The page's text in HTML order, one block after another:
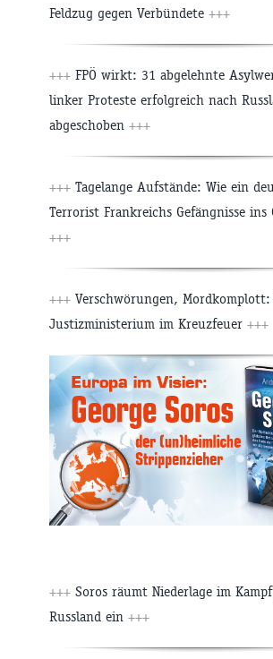
Feldzug gegen Verbündete +++
+++ FPÖ wirkt: 31 abgelehnte
linker Proteste erfolgreich nach
abgeschoben +++
+++ Tagelange Aufstände: Wie ein
Terrorist Frankreichs Gefängnisse ins
+++
+++ Verschwörungen,
Justizministerium im Kreuzfeuer +++
+++ Soros räumt Niederlage im
Russland ein +++